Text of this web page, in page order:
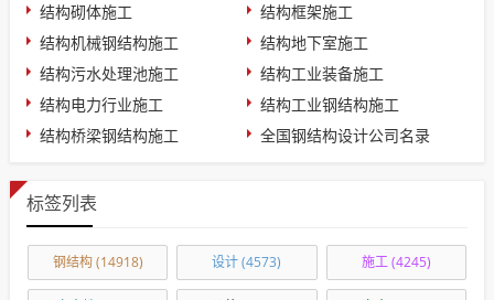
结构砌体施工
结构框架施工
结构机械钢结构施工
结构地下室施工
结构污水处理池施工
结构工业装备施工
结构电力行业施工
结构工业钢结构施工
结构桥梁钢结构施工
全国钢结构设计公司名录
标签列表
钢结构(14918) 设计(4573) 施工(4245)